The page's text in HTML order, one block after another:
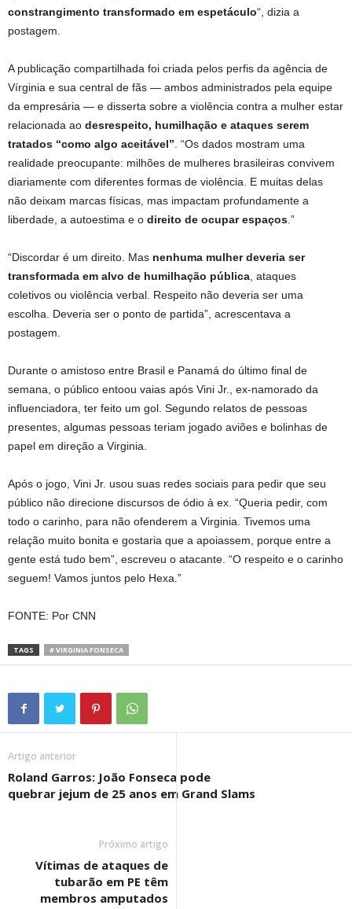
constrangimento transformado em espetáculo“, dizia a
postagem.
A publicação compartilhada foi criada pelos perfis da agência de
Vírginia e sua central de fãs — ambos administrados pela equipe
da empresária — e disserta sobre a violência contra a mulher estar
relacionada ao desrespeito, humilhação e ataques serem
tratados “como algo aceitável” . “Os dados mostram uma
realidade preocupante: milhões de mulheres brasileiras convivem
diariamente com diferentes formas de violência. E muitas delas
não deixam marcas físicas, mas impactam profundamente a
liberdade, a autoestima e o direito de ocupar espaços .”
“Discordar é um direito. Mas nenhuma mulher deveria ser
transformada em alvo de humilhação pública , ataques
coletivos ou violência verbal. Respeito não deveria ser uma
escolha. Deveria ser o ponto de partida”, acrescentava a
postagem.
Durante o amistoso entre Brasil e Panamá do último final de
semana, o público entoou vaias após Vini Jr., ex-namorado da
influenciadora, ter feito um gol. Segundo relatos de pessoas
presentes, algumas pessoas teriam jogado aviões e bolinhas de
papel em direção a Virginia.
Após o jogo, Vini Jr. usou suas redes sociais para pedir que seu
público não direcione discursos de ódio à ex. “Queria pedir, com
todo o carinho, para não ofenderem a Virginia. Tivemos uma
relação muito bonita e gostaria que a apoiassem, porque entre a
gente está tudo bem”, escreveu o atacante. “O respeito e o carinho
seguem! Vamos juntos pelo Hexa.”
FONTE: Por CNN
TAGS # VIRGINIA FONSECA
Artigo anterior
Roland Garros: João Fonseca pode
quebrar jejum de 25 anos em Grand Slams
Próximo artigo
Vítimas de ataques de
tubarão em PE têm
membros amputados